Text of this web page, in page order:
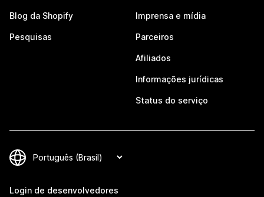
Blog da Shopify
Pesquisas
Imprensa e mídia
Parceiros
Afiliados
Informações jurídicas
Status do serviço
Login de desenvolvedores